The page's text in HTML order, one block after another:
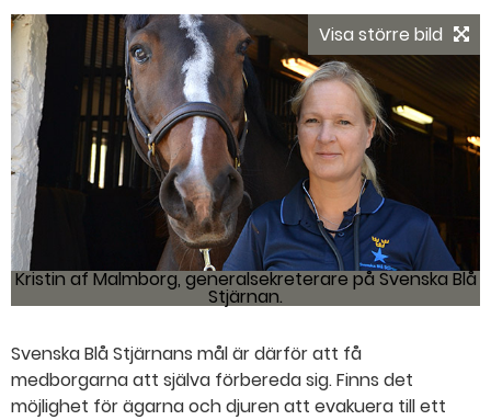
Kristin af Malmborg, generalsekreterare på Svenska Blå
Stjärnan.
Visa större bild
Svenska Blå Stjärnans mål är därför att få
medborgarna att själva förbereda sig. Finns det
möjlighet för ägarna och djuren att evakuera till ett